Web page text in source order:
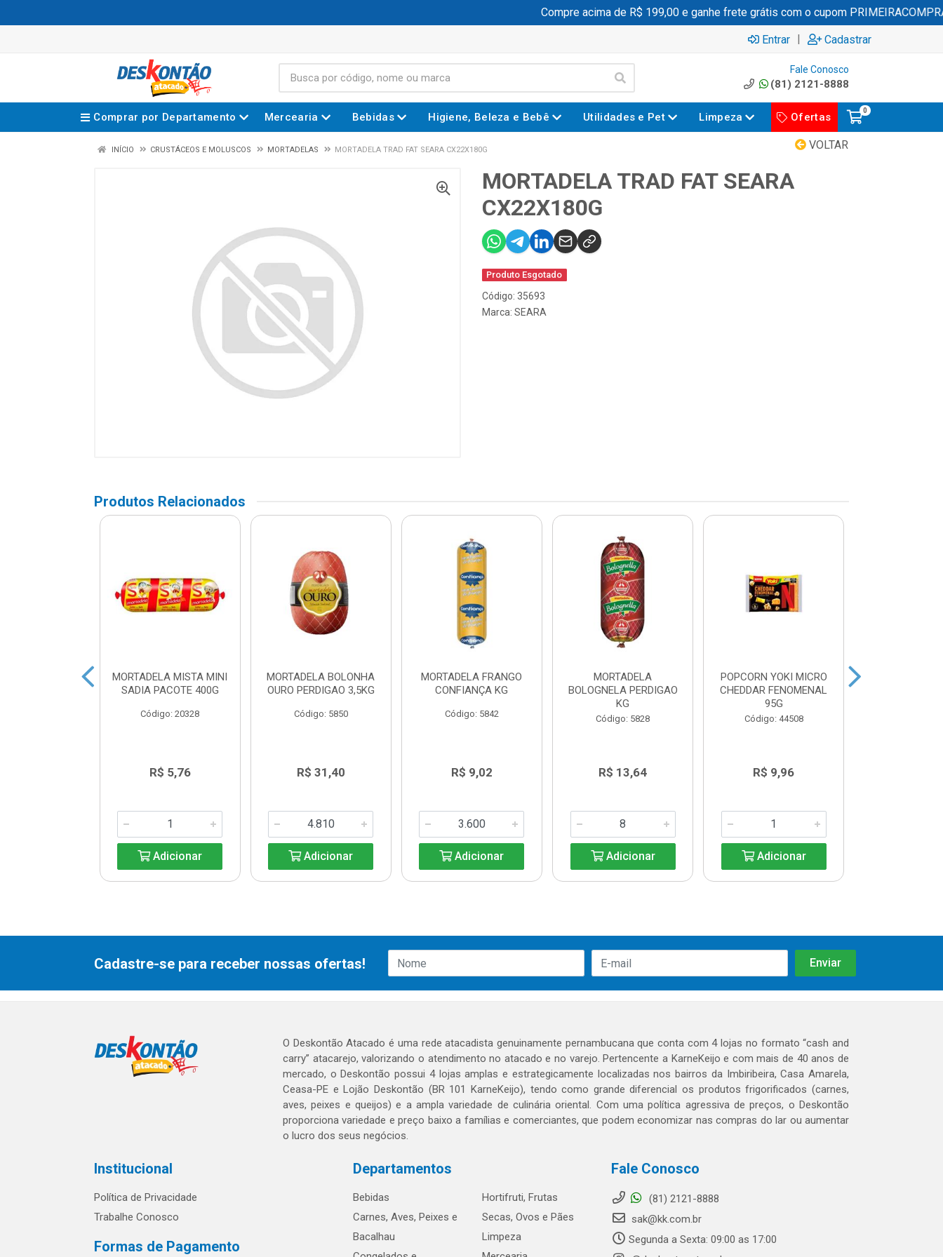
Compre acima de R$ 199,00 e ganhe frete grátis com o cupom PRIMEIRACOMPRA
Entrar | Cadastrar
Fale Conosco
(81) 2121-8888
Comprar por Departamento Mercearia Bebidas Higiene, Beleza e Bebê Utilidades e Pet Limpeza Ofertas
0
VOLTAR
INÍCIO CRUSTÁCEOS E MOLUSCOS MORTADELAS MORTADELA TRAD FAT SEARA CX22X180G
MORTADELA TRAD FAT SEARA
CX22X180G
Produto Esgotado
Código: 35693
Marca: SEARA
Produtos Relacionados
MORTADELA MISTA MINI
SADIA PACOTE 400G
Código: 20328
R$ 5,76
Adicionar
MORTADELA BOLONHA
OURO PERDIGAO 3,5KG
Código: 5850
R$ 31,40
Adicionar
MORTADELA FRANGO
CONFIANÇA KG
Código: 5842
R$ 9,02
Adicionar
MORTADELA
BOLOGNELA PERDIGAO
KG
Código: 5828
R$ 13,64
Adicionar
POPCORN YOKI MICRO
CHEDDAR FENOMENAL
95G
Código: 44508
R$ 9,96
Adicionar
Cadastre-se para receber nossas ofertas!
O Deskontão Atacado é uma rede atacadista genuinamente pernambucana que conta com 4 lojas no formato “cash and
carry” atacarejo, valorizando o atendimento no atacado e no varejo. Pertencente a KarneKeijo e com mais de 40 anos de
mercado, o Deskontão possui 4 lojas amplas e estrategicamente localizadas nos bairros da Imbiribeira, Casa Amarela,
Ceasa-PE e Lojão Deskontão (BR 101 KarneKeijo), tendo como grande diferencial os produtos frigorificados (carnes,
aves, peixes e queijos) e a ampla variedade de culinária oriental. Com uma política agressiva de preços, o Deskontão
proporciona variedade e preço baixo a famílias e comerciantes, que podem economizar nas compras do lar ou aumentar
o lucro dos seus negócios.
Institucional
Política de Privacidade
Trabalhe Conosco
Formas de Pagamento
Departamentos
Bebidas
Carnes, Aves, Peixes e
Bacalhau
Hortifruti, Frutas
Secas, Ovos e Pães
Limpeza
Fale Conosco
(81) 2121-8888
sak@kk.com.br
Segunda a Sexta: 09:00 as 17:00